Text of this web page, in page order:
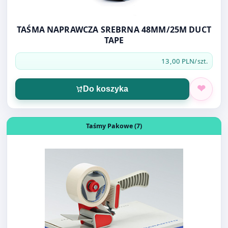
TAPE
13,00 PLN/szt.
Do koszyka
Otwórz produkt: PACKER H11 AUTOMAT DO TAŚMY
Taśmy Pakowe (7)
PACKER H11 AUTOMAT DO TAŚMY